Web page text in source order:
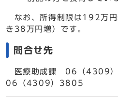
なお、所得制限は192万円
き38万円増）です。
問合せ先
医療助成課 06（4309）
06（4309）3805